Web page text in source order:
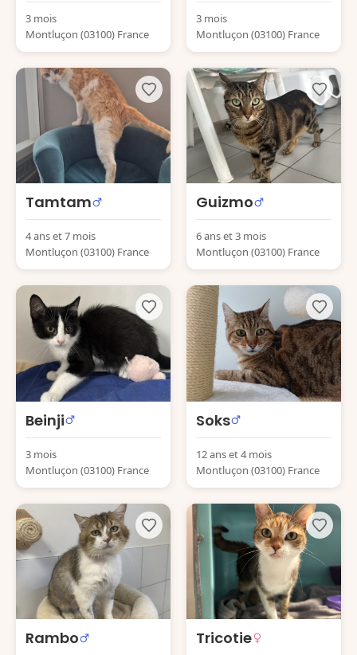
3 mois
Montluçon (03100) France
3 mois
Montluçon (03100) France
Tamtam
4 ans et 7 mois
Montluçon (03100) France
Guizmo
6 ans et 3 mois
Montluçon (03100) France
Beinji
3 mois
Montluçon (03100) France
Soks
12 ans et 4 mois
Montluçon (03100) France
Rambo Tricotie